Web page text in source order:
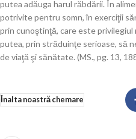
putea adăuga harul răbdării. În
potrivite pentru somn, în exerciţii
prin cunoştinţă, care este
putea, prin străduinţe serioase, să
de viaţă şi sănătate. (MS., pg. 13,
Înalta noastră chemare